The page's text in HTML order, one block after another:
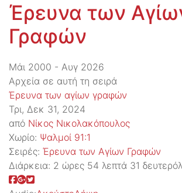
Έρευνα των
Γραφών
Μάι 2000 - Αυγ 2026
Αρχεία σε αυτή τη σειρά
Έρευνα των αγίων γραφών
Τρι, Δεκ 31, 2024
από Νίκος Νικολακόπουλος
Χωρίο: Ψαλμοί 91:1
Σειρές: Έρευνα των Αγίων Γραφών
Διάρκεια: 2 ώρες 54 λεπτά 31